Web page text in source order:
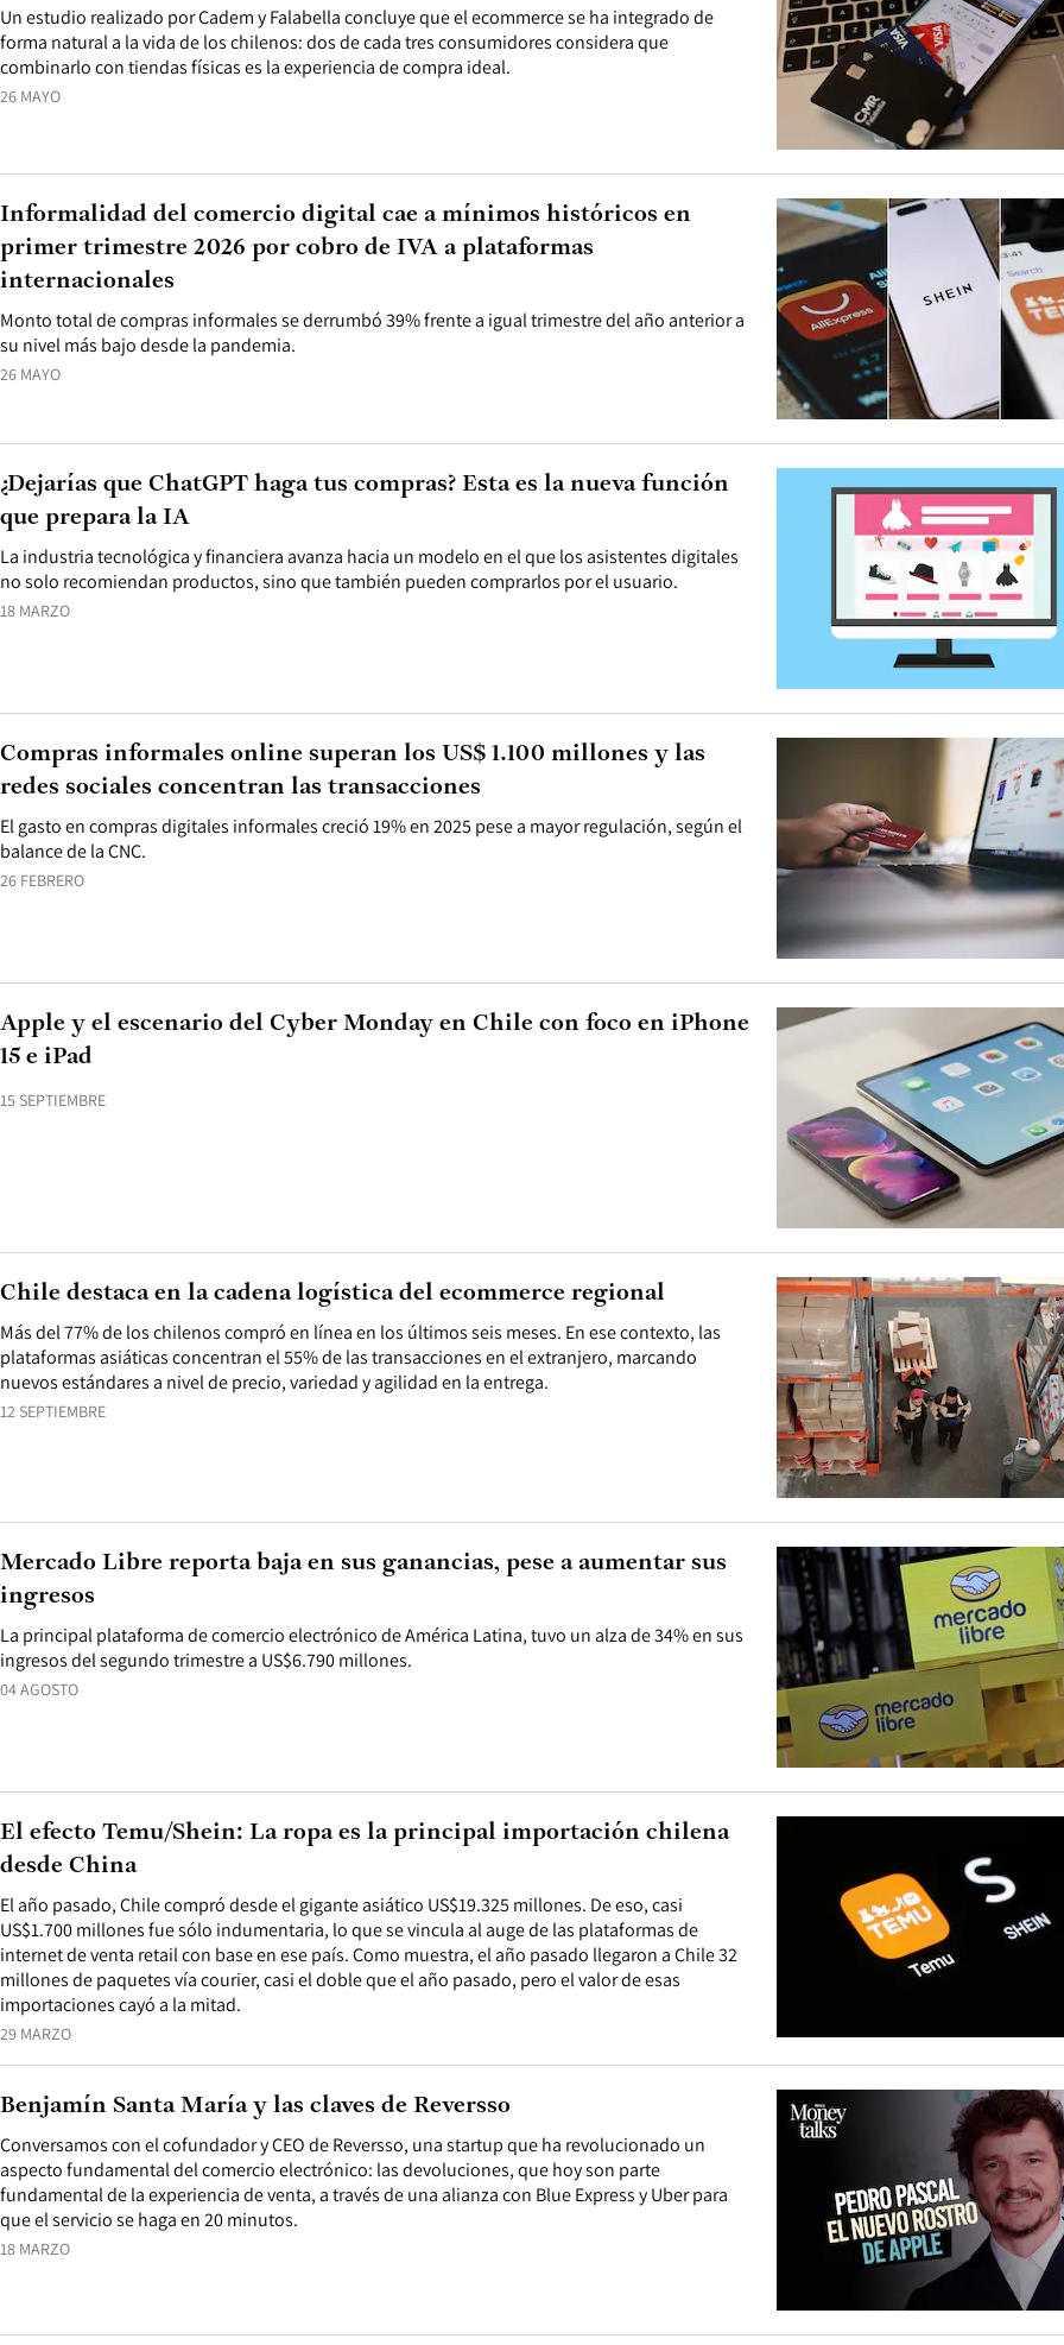
26 MAYO
Un estudio realizado por Cadem y Falabella concluye que el ecommerce se ha integrado de
forma natural a la vida de los chilenos: dos de cada tres consumidores considera que
combinarlo con tiendas físicas es la experiencia de compra ideal.
26 MAYO
Monto total de compras informales se derrumbó 39% frente a igual trimestre del año anterior a
su nivel más bajo desde la pandemia.
Informalidad del comercio digital cae a mínimos históricos en
primer trimestre 2026 por cobro de IVA a plataformas
internacionales
18 MARZO
La industria tecnológica y financiera avanza hacia un modelo en el que los asistentes digitales
no solo recomiendan productos, sino que también pueden comprarlos por el usuario.
¿Dejarías que ChatGPT haga tus compras? Esta es la nueva función
que prepara la IA
26 FEBRERO
El gasto en compras digitales informales creció 19% en 2025 pese a mayor regulación, según el
balance de la CNC.
Compras informales online superan los US$ 1.100 millones y las
redes sociales concentran las transacciones
15 SEPTIEMBRE
Apple y el escenario del Cyber Monday en Chile con foco en iPhone
15 e iPad
12 SEPTIEMBRE
Más del 77% de los chilenos compró en línea en los últimos seis meses. En ese contexto, las
plataformas asiáticas concentran el 55% de las transacciones en el extranjero, marcando
nuevos estándares a nivel de precio, variedad y agilidad en la entrega.
Chile destaca en la cadena logística del ecommerce regional
04 AGOSTO
La principal plataforma de comercio electrónico de América Latina, tuvo un alza de 34% en sus
ingresos del segundo trimestre a US$6.790 millones.
Mercado Libre reporta baja en sus ganancias, pese a aumentar sus
ingresos
29 MARZO
El año pasado, Chile compró desde el gigante asiático US$19.325 millones. De eso, casi
US$1.700 millones fue sólo indumentaria, lo que se vincula al auge de las plataformas de
internet de venta retail con base en ese país. Como muestra, el año pasado llegaron a Chile 32
millones de paquetes vía courier, casi el doble que el año pasado, pero el valor de esas
importaciones cayó a la mitad.
El efecto Temu/Shein: La ropa es la principal importación chilena
desde China
18 MARZO
Conversamos con el cofundador y CEO de Reversso, una startup que ha revolucionado un
aspecto fundamental del comercio electrónico: las devoluciones, que hoy son parte
fundamental de la experiencia de venta, a través de una alianza con Blue Express y Uber para
que el servicio se haga en 20 minutos.
Benjamín Santa María y las claves de Reversso